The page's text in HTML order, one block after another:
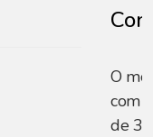
O
com
de